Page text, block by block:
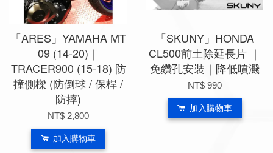
「ARES」YAMAHA MT
09 (14-20)｜
TRACER900 (15-18) 防
撞側樑 (防倒球 / 保桿 /
防摔)
NT$ 2,800
加入購物車
「SKUNY」HONDA
CL500前土除延長片 ｜
免鑽孔安裝｜降低噴濺
NT$ 990
加入購物車